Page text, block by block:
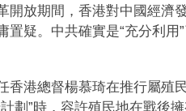
開放期間，香港對中國經濟
置疑。中共確實是“充分利用
香港總督楊慕琦在推行屬殖
劃”時，容許殖民地在戰後